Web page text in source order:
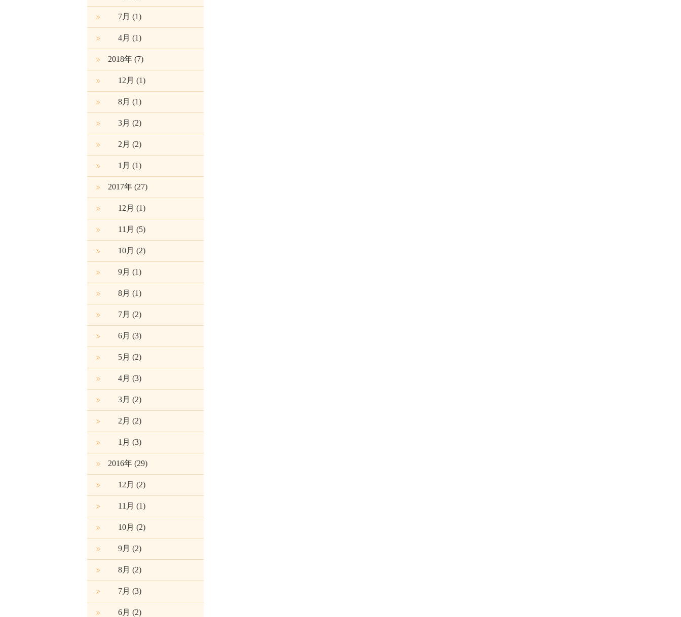
7月 (1)
4月 (1)
2018年 (7)
12月 (1)
8月 (1)
3月 (2)
2月 (2)
1月 (1)
2017年 (27)
12月 (1)
11月 (5)
10月 (2)
9月 (1)
8月 (1)
7月 (2)
6月 (3)
5月 (2)
4月 (3)
3月 (2)
2月 (2)
1月 (3)
2016年 (29)
12月 (2)
11月 (1)
10月 (2)
9月 (2)
8月 (2)
7月 (3)
6月 (2)